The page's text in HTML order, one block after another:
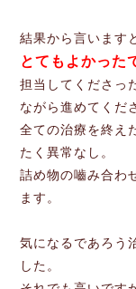
結果から言います
とてもよかった
担当してくださっ
ながら進めてくだ
全ての治療を終え
たく異常なし。
詰め物の嚙み合わ
ます。
気になるであろう
した。